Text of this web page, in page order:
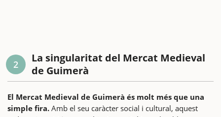
2
La singularitat del Mercat Medieval
de Guimerà
El Mercat Medieval de Guimerà és molt més que una
simple fira. Amb el seu caràcter social i cultural, aquest